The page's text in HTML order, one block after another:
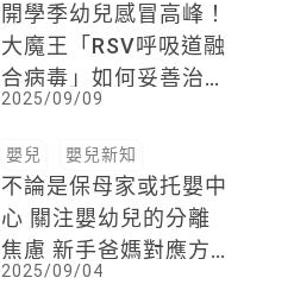
開學季幼兒感冒高峰！
大魔王「RSV呼吸道融
合病毒」如何妥善治療
幫助寶寶提早舒緩病
程？
2025/09/09
嬰兒 嬰兒新知
不論是保母家或托嬰中
心 關注嬰幼兒的分離
焦慮 新手爸媽對應方
案一次看
2025/09/04